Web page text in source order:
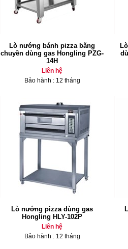
Lò nướng bánh pizza băng
chuyền dùng gas Hongling PZG-
14H
Liên hệ
Bảo hành : 12 tháng
Lò nướng pizza dùng gas
Hongling HLY-102P
Liên hệ
Bảo hành : 12 tháng